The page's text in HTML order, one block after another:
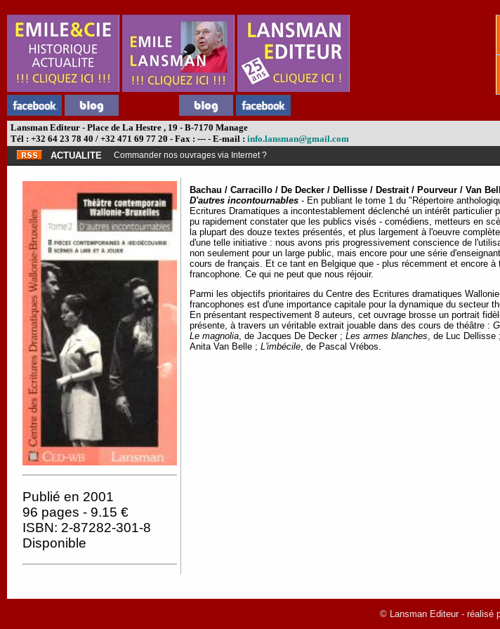
Lansman Editeur - Place de La Hestre , 19 - B-7170 Manage
Tél : +32 64 23 78 40 / +32 471 69 77 20 - Fax : --- - E-mail : info.lansman@gmail.com
ACTUALITE Commander nos ouvrages via Internet ?
Publié en 2001
96 pages - 9.15 €
ISBN: 2-87282-301-8
Disponible
Bachau / Carracillo / De Decker / Dellisse / Destrait / Pourveur / Van
D'autres incontournables - En publiant le tome 1 du "Répertoire
Ecritures Dramatiques a incontestablement déclenché un intérêt
pu rapidement constater que les publics visés - comédiens, metteurs en
la plupart des douze textes présentés, et plus largement à l'oeuvre
d'une telle initiative : nous avons pris progressivement conscience de
non seulement pour un large public, mais encore pour une série
cours de français. Et ce tant en Belgique que - plus récemment et encore
francophone. Ce qui ne peut que nous réjouir.
Parmi les objectifs prioritaires du Centre des Ecritures dramatiques
francophones est d'une importance capitale pour la dynamique du secteur
En présentant respectivement 8 auteurs, cet ouvrage brosse un portrait
présente, à travers un véritable extrait jouable dans des cours de théâtre :
Le magnolia, de Jacques De Decker ; Les armes blanches, de Luc Dellisse ;
Anita Van Belle ; L'imbécile, de Pascal Vrébos.
© Lansman Editeur - réalisé